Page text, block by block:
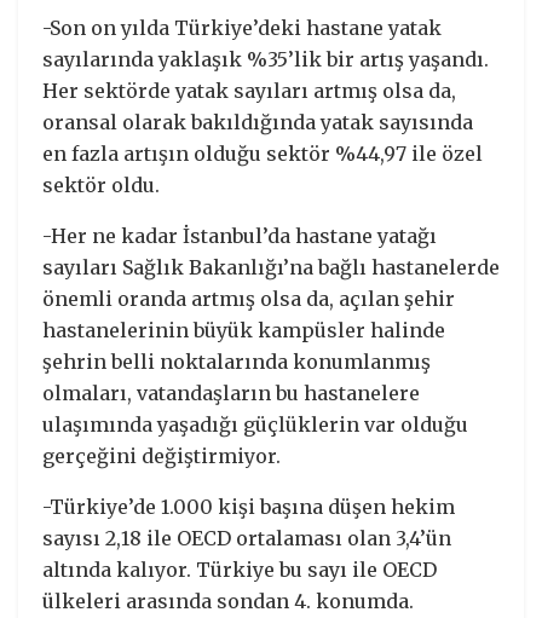
-Son on yılda Türkiye’deki hastane yatak
sayılarında yaklaşık %35’lik bir artış yaşandı.
Her sektörde yatak sayıları artmış olsa da,
oransal olarak bakıldığında yatak sayısında
en fazla artışın olduğu sektör %44,97 ile özel
sektör oldu.
-Her ne kadar İstanbul’da hastane yatağı
sayıları Sağlık Bakanlığı’na bağlı hastanelerde
önemli oranda artmış olsa da, açılan şehir
hastanelerinin büyük kampüsler halinde
şehrin belli noktalarında konumlanmış
olmaları, vatandaşların bu hastanelere
ulaşımında yaşadığı güçlüklerin var olduğu
gerçeğini değiştirmiyor.
-Türkiye’de 1.000 kişi başına düşen hekim
sayısı 2,18 ile OECD ortalaması olan 3,4’ün
altında kalıyor. Türkiye bu sayı ile OECD
ülkeleri arasında sondan 4. konumda.